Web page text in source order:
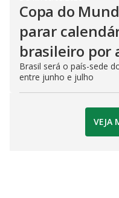
Copa do
parar
brasileiro por
Brasil será o país-sede
entre junho e julho
VEJA